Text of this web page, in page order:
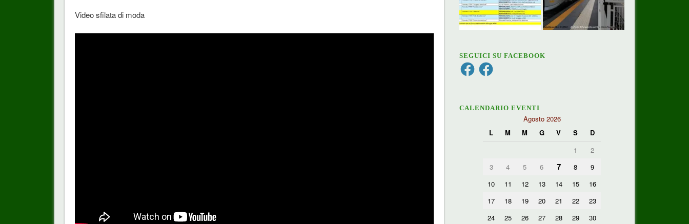
Video sfilata di moda
SEGUICI SU FACEBOOK
FacebookFacebook
CALENDARIO EVENTI
Agosto 2026
L
M M G V S
D
1
2
3
4 5 6 7 8
9
10
11 12 13 14 15
16
17
18 19 20 21 22
23
24
25 26 27 28 29
30